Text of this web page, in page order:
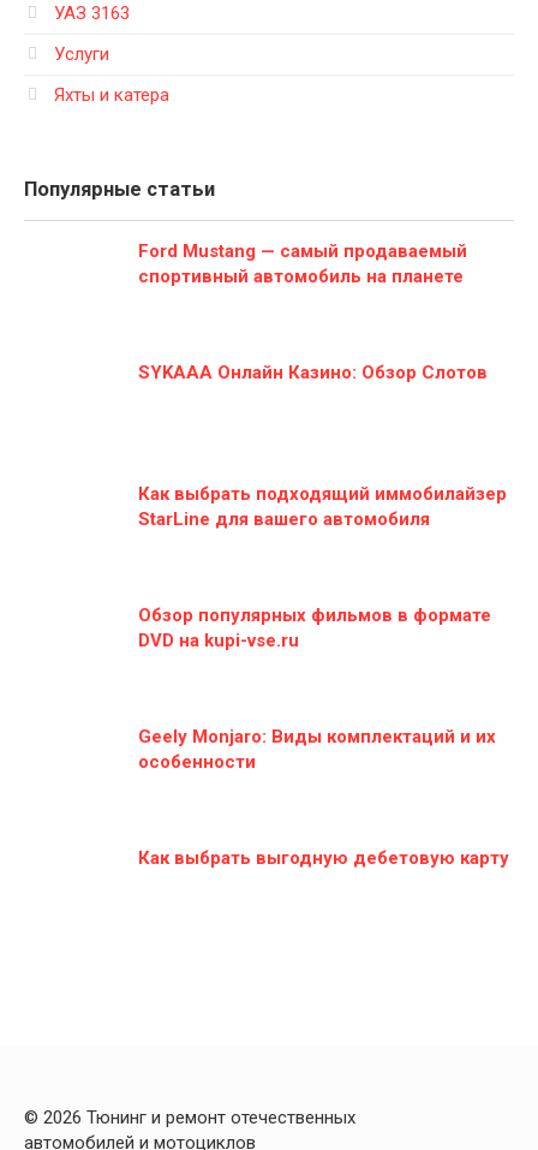
УАЗ 3163
Услуги
Яхты и катера
Популярные статьи
Ford Mustang — самый продаваемый
спортивный автомобиль на планете
SYKAAA Онлайн Казино: Обзор Слотов
Как выбрать подходящий иммобилайзер
StarLine для вашего автомобиля
Обзор популярных фильмов в формате
DVD на kupi-vse.ru
Geely Monjaro: Виды комплектаций и их
особенности
Как выбрать выгодную дебетовую карту
© 2026 Тюнинг и ремонт отечественных
автомобилей и мотоциклов